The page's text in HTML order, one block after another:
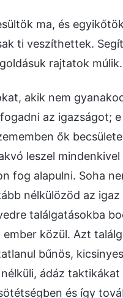
ma, és
ti veszíthettek.
rajtatok múlik.
akik nem
az igazságot;
ők
leszel
fog alapulni. Soha
nélkülözöd az
találgatásokba
ember közül. Azt
bűnös,
ádáz
és így